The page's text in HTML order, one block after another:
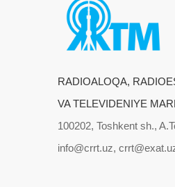
RADIOALOQA,
VA TELEVIDENIYE
100202, Toshkent sh.,
info@crrt.uz,